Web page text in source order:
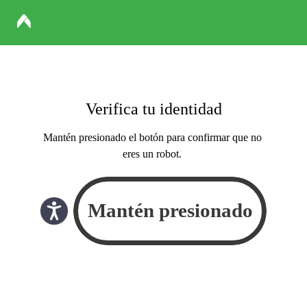
Verifica tu identidad
Mantén presionado el botón para confirmar que no
eres un robot.